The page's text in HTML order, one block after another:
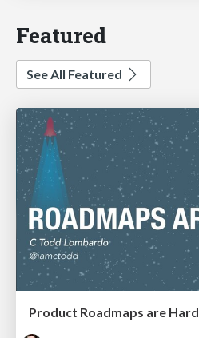
Featured
See All Featured
Product Roadmaps are Hard